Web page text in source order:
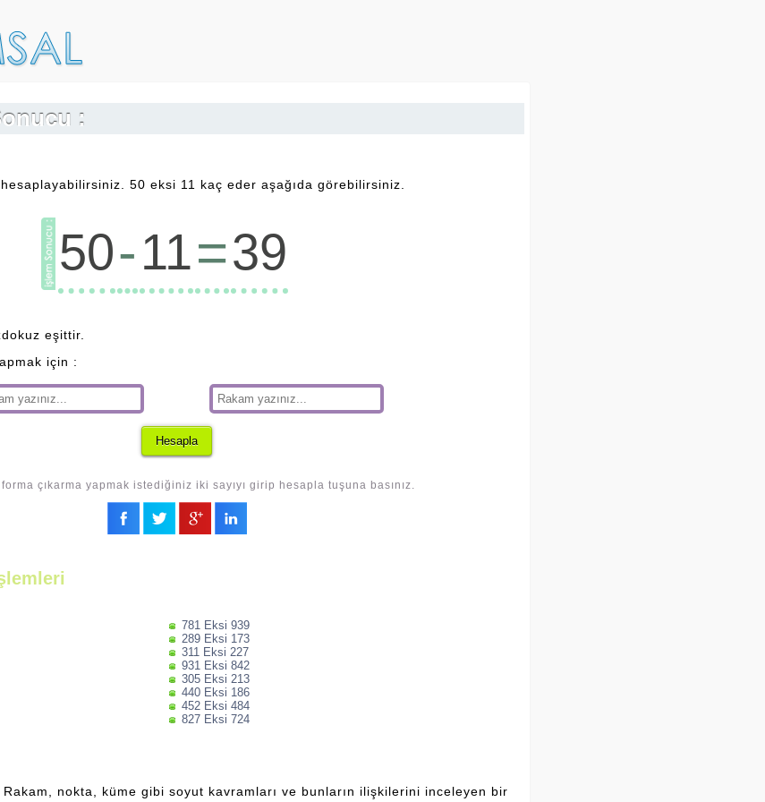
:
50 eksi 11 kaç eder aşağıda görebilirsiniz.
50-11=39
eşittir.
için :
forma çıkarma yapmak istediğiniz iki sayıyı girip hesapla tuşuna basınız.
781 Eksi 939
289 Eksi 173
311 Eksi 227
931 Eksi 842
305 Eksi 213
440 Eksi 186
452 Eksi 484
827 Eksi 724
Rakam, nokta, küme gibi soyut kavramları ve bunların ilişkilerini inceleyen bir